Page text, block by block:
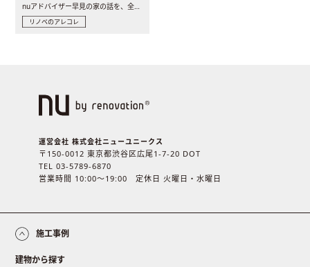
リノベのアレコレ
運営会社 株式会社ニューユニークス
〒150-0012 東京都渋谷区広尾1-7-20 DOT
TEL 03-5789-6870
営業時間 10:00〜19:00 定休日 火曜日・水曜日
施工事例
建物から探す